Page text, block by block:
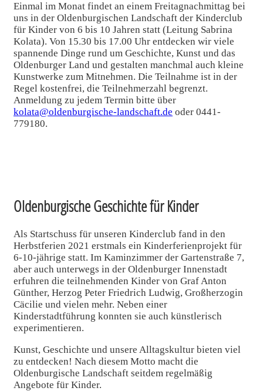
Einmal im Monat findet an einem Freitagnachmittag bei
uns in der Oldenburgischen Landschaft der Kinderclub
für Kinder von 6 bis 10 Jahren statt (Leitung Sabrina
Kolata). Von 15.30 bis 17.00 Uhr entdecken wir viele
spannende Dinge rund um Geschichte, Kunst und das
Oldenburger Land und gestalten manchmal auch kleine
Kunstwerke zum Mitnehmen. Die Teilnahme ist in der
Regel kostenfrei, die Teilnehmerzahl begrenzt.
Anmeldung zu jedem Termin bitte über
kolata@oldenburgische-landschaft.de oder 0441-
779180.
Oldenburgische Geschichte für Kinder
Als Startschuss für unseren Kinderclub fand in den
Herbstferien 2021 erstmals ein Kinderferienprojekt für
6-10-jährige statt. Im Kaminzimmer der Gartenstraße 7,
aber auch unterwegs in der Oldenburger Innenstadt
erfuhren die teilnehmenden Kinder von Graf Anton
Günther, Herzog Peter Friedrich Ludwig, Großherzogin
Cäcilie und vielen mehr. Neben einer
Kinderstadtführung konnten sie auch künstlerisch
experimentieren.
Kunst, Geschichte und unsere Alltagskultur bieten viel
zu entdecken! Nach diesem Motto macht die
Oldenburgische Landschaft seitdem regelmäßig
Angebote für Kinder.